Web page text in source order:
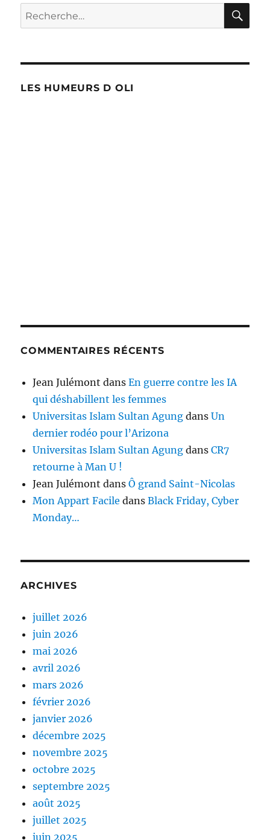
comment
faire
?
Recherche
pour :
LES HUMEURS D OLI
COMMENTAIRES RÉCENTS
Jean Julémont dansEn guerre contre les IA
qui déshabillent les femmes
Universitas Islam Sultan Agung dansUn
dernier rodéo pour l’Arizona
Universitas Islam Sultan Agung dansCR7
retourne à Man U !
Jean Julémont dansÔ grand Saint-Nicolas
Mon Appart Facile dansBlack Friday, Cyber
Monday…
ARCHIVES
juillet 2026
juin 2026
mai 2026
avril 2026
mars 2026
février 2026
janvier 2026
décembre 2025
novembre 2025
octobre 2025
septembre 2025
août 2025
juillet 2025
juin 2025